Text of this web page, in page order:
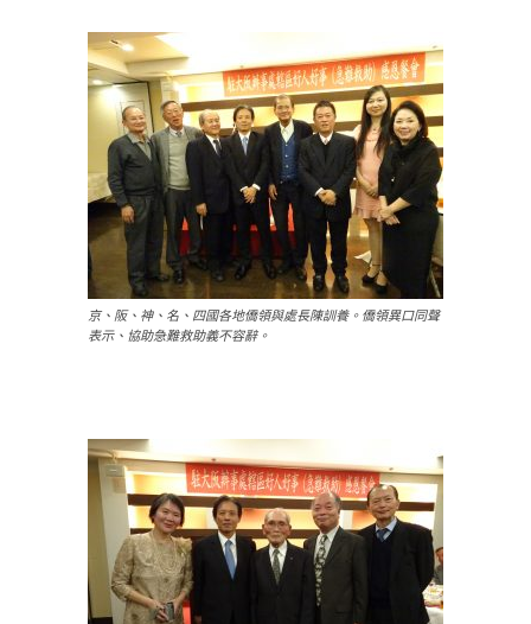
京、阪、神、名、四國各地僑領與處長陳訓養。僑領異口同聲
表示、協助急難救助義不容辭。